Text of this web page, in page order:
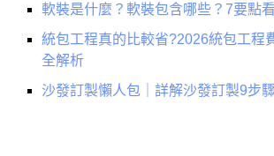
軟裝是什麼？軟裝包含哪些？7要點
統包工程真的比較省?2026統包工程
全解析
沙發訂製懶人包｜詳解沙發訂製9步